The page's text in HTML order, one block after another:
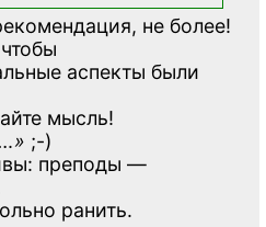
не более!
аспекты были
мысль!
;-)
преподы —
ранить.